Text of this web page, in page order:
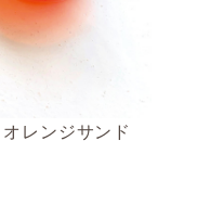
レンジサンド